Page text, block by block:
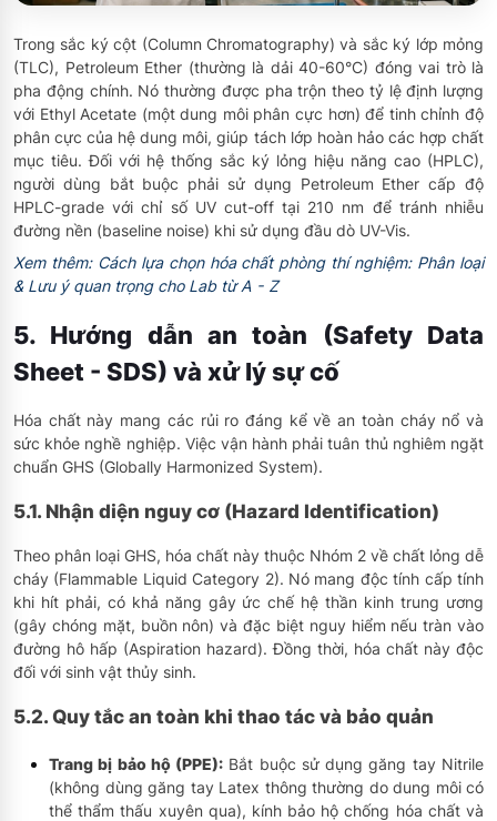
Trong sắc ký cột (Column Chromatography) và sắc ký lớp mỏng
(TLC), Petroleum Ether (thường là dải 40-60°C) đóng vai trò là
pha động chính. Nó thường được pha trộn theo tỷ lệ định lượng
với Ethyl Acetate (một dung môi phân cực hơn) để tinh chỉnh độ
phân cực của hệ dung môi, giúp tách lớp hoàn hảo các hợp chất
mục tiêu. Đối với hệ thống sắc ký lỏng hiệu năng cao (HPLC),
người dùng bắt buộc phải sử dụng Petroleum Ether cấp độ
HPLC-grade với chỉ số UV cut-off tại 210 nm để tránh nhiễu
đường nền (baseline noise) khi sử dụng đầu dò UV-Vis.
Xem thêm: Cách lựa chọn hóa chất phòng thí nghiệm: Phân loại
& Lưu ý quan trọng cho Lab từ A - Z
5. Hướng dẫn an toàn (Safety Data
Sheet - SDS) và xử lý sự cố
Hóa chất này mang các rủi ro đáng kể về an toàn cháy nổ và
sức khỏe nghề nghiệp. Việc vận hành phải tuân thủ nghiêm ngặt
chuẩn GHS (Globally Harmonized System).
5.1. Nhận diện nguy cơ (Hazard Identification)
Theo phân loại GHS, hóa chất này thuộc Nhóm 2 về chất lỏng dễ
cháy (Flammable Liquid Category 2). Nó mang độc tính cấp tính
khi hít phải, có khả năng gây ức chế hệ thần kinh trung ương
(gây chóng mặt, buồn nôn) và đặc biệt nguy hiểm nếu tràn vào
đường hô hấp (Aspiration hazard). Đồng thời, hóa chất này độc
đối với sinh vật thủy sinh.
5.2. Quy tắc an toàn khi thao tác và bảo quản
Trang bị bảo hộ (PPE): Bắt buộc sử dụng găng tay Nitrile
(không dùng găng tay Latex thông thường do dung môi có
thể thẩm thấu xuyên qua), kính bảo hộ chống hóa chất và